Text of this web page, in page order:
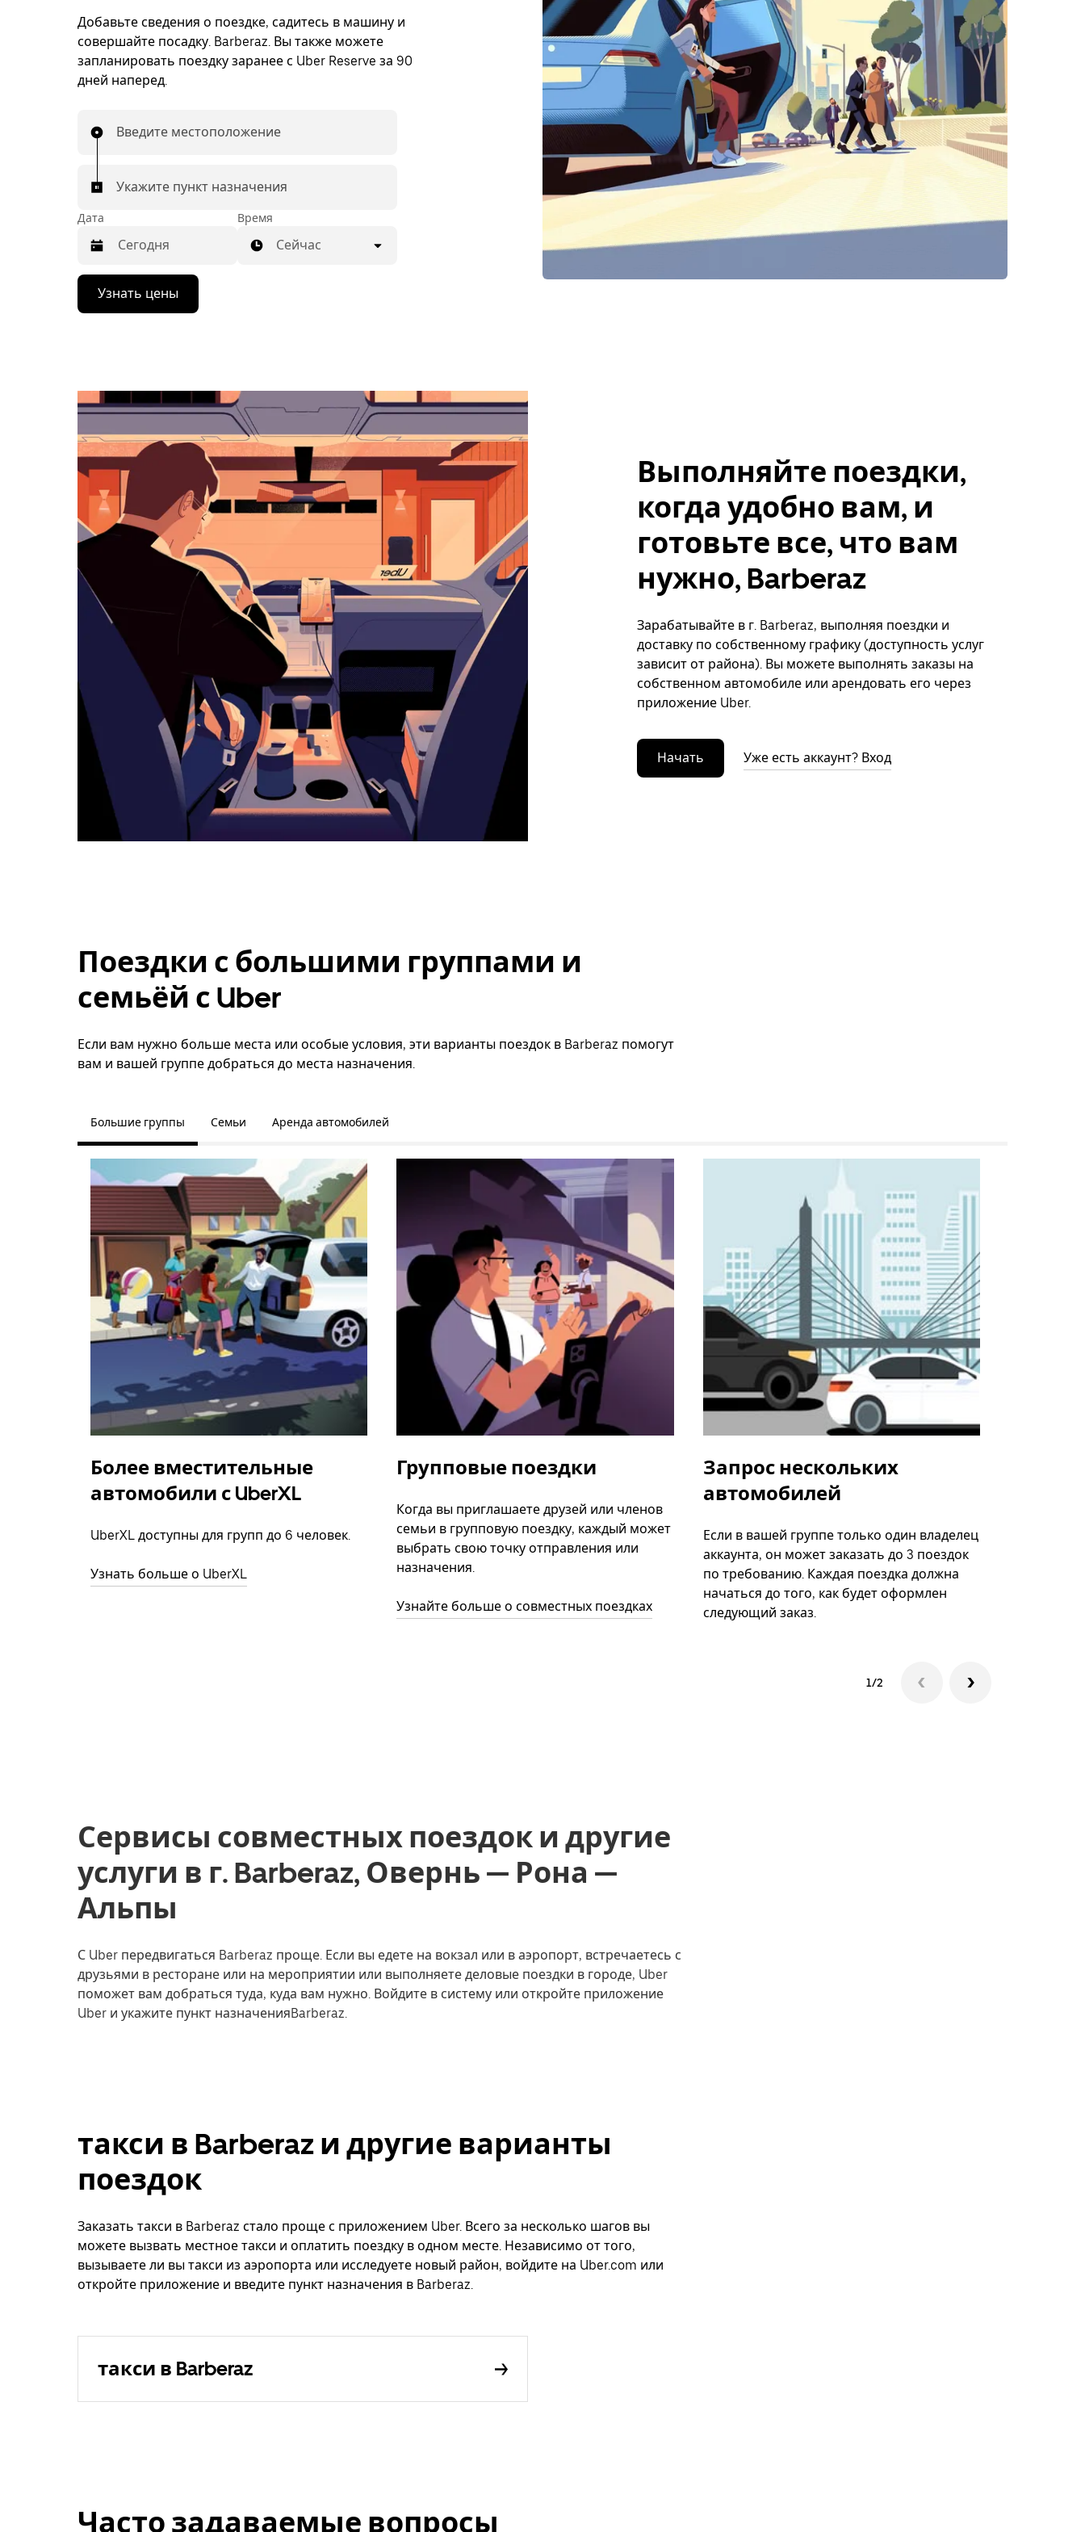
Добавьте сведения о поездке, садитесь в машину и
совершайте посадку. Barberaz. Вы также можете
запланировать поездку заранее с Uber Reserve за 90
дней наперед.
Введите местоположение
Укажите пункт назначения
Дата
Нажмите
стрелку
вниз,
выбрать
дату.
закрыть
календарь,
нажмите
Esc.
Время
Сейчас
Узнать цены
Выполняйте поездки,
когда удобно вам, и
готовьте все, что вам
нужно, Barberaz
Зарабатывайте в г. Barberaz, выполняя поездки и
доставку по собственному графику (доступность услуг
зависит от района). Вы можете выполнять заказы на
собственном автомобиле или арендовать его через
приложение Uber.
Начать Уже есть аккаунт? Вход
Поездки с большими группами и
семьёй с Uber
Если вам нужно больше места или особые условия, эти варианты поездок в Barberaz помогут
вам и вашей группе добраться до места назначения.
Большие группы Семьи Аренда автомобилей
Более вместительные
автомобили с UberXL
UberXL доступны для групп до 6 человек.
Узнать больше о UberXL
Групповые поездки
Когда вы приглашаете друзей или членов
семьи в групповую поездку, каждый может
выбрать свою точку отправления или
назначения.
Узнайте больше о совместных поездках
Запрос нескольких
автомобилей
Если в вашей группе только один владелец
аккаунта, он может заказать до 3 поездок
по требованию. Каждая поездка должна
начаться до того, как будет оформлен
следующий заказ.
1/2
Сервисы совместных поездок и другие
услуги в г. Barberaz, Овернь — Рона —
Альпы
С Uber передвигаться Barberaz проще. Если вы едете на вокзал или в аэропорт, встречаетесь с
друзьями в ресторане или на мероприятии или выполняете деловые поездки в городе, Uber
поможет вам добраться туда, куда вам нужно. Войдите в систему или откройте приложение
Uber и укажите пункт назначенияBarberaz.
такси в Barberaz и другие варианты
поездок
Заказать такси в Barberaz стало проще с приложением Uber. Всего за несколько шагов вы
можете вызвать местное такси и оплатить поездку в одном месте. Независимо от того,
вызываете ли вы такси из аэропорта или исследуете новый район, войдите на Uber.com или
откройте приложение и введите пункт назначения в Barberaz.
такси в Barberaz
Часто задаваемые вопросы